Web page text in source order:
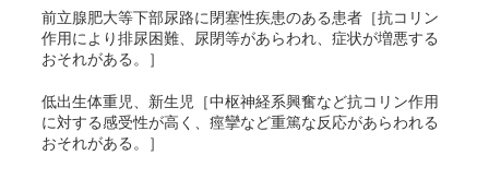
前立腺肥大等下部尿路に閉塞性疾患のある患者［抗コリン
作用により排尿困難、尿閉等があらわれ、症状が増悪する
おそれがある。］
低出生体重児、新生児［中枢神経系興奮など抗コリン作用
に対する感受性が高く、痙攣など重篤な反応があらわれる
おそれがある。］